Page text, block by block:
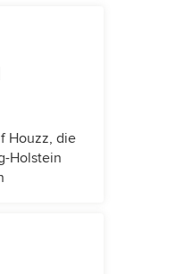
Houzz, die
Holstein